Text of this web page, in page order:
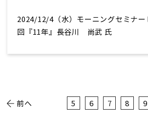
2024/12/4（水）モーニングセミナー
回『11年』長谷川 尚武 氏
前へ 5 6 7 8 9